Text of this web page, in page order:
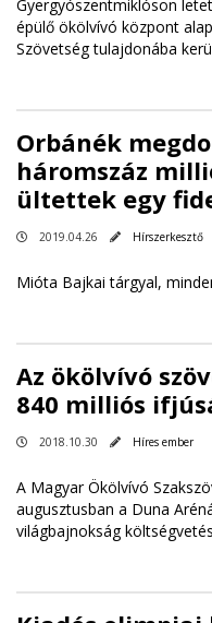
Gyergyószentmiklóson
épülő ökölvívó központ
Szövetség tulajdonába
Orbánék
háromszáz
ültettek egy
2019.04.26 Hírszerkesztő
Mióta Bajkai tárgyal,
Az ökölvívó
840 milliós
2018.10.30 Híres ember
A Magyar Ökölvívó
augusztusban a Duna
világbajnokság